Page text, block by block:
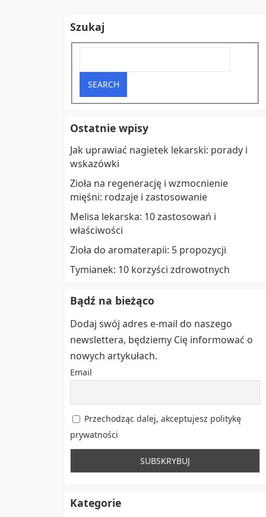
Szukaj
Ostatnie wpisy
Jak uprawiać nagietek lekarski: porady i
wskazówki
Zioła na regenerację i wzmocnienie
mięśni: rodzaje i zastosowanie
Melisa lekarska: 10 zastosowań i
właściwości
Zioła do aromaterapii: 5 propozycji
Tymianek: 10 korzyści zdrowotnych
Bądź na bieżąco
Dodaj swój adres e-mail do naszego
newslettera, będziemy Cię informować o
nowych artykułach.
Email
Przechodząc dalej, akceptujesz politykę
prywatności
Kategorie